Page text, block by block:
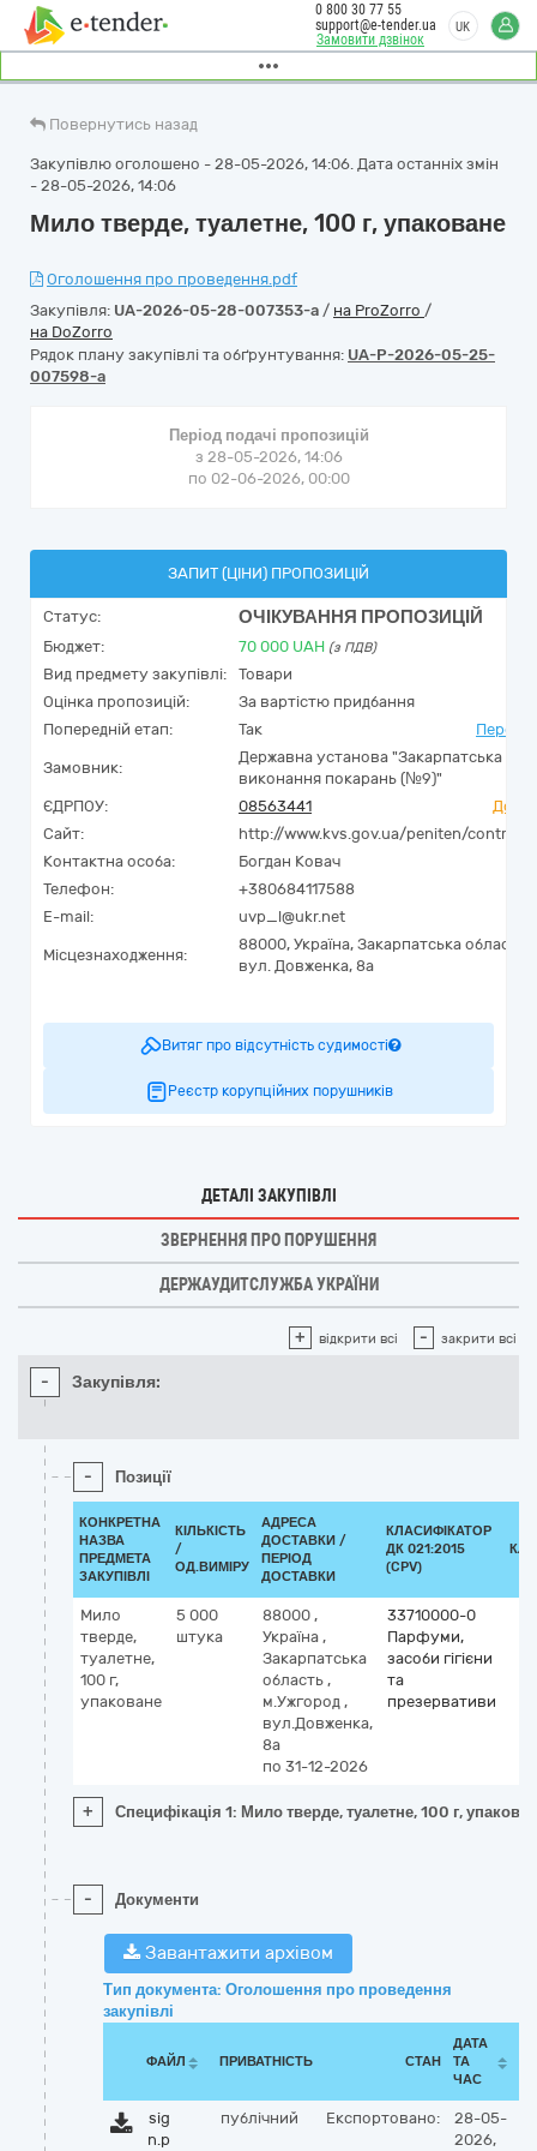
Замовити дзвінок
0 800 30 77 55
support@e-tender.ua
UK
Повернутись назад
Закупівлю оголошено - 28-05-2026, 14:06. Дата останніх змін
- 28-05-2026, 14:06
Мило тверде, туалетне, 100 г, упаковане
Оголошення про проведення.pdf
Закупівля: UA-2026-05-28-007353-a / на ProZorro /
на DoZorro
Рядок плану закупівлі та обґрунтування: UA-P-2026-05-25-
007598-a
Період подачі пропозицій
з 28-05-2026, 14:06
по 02-06-2026, 00:00
ЗАПИТ (ЦІНИ) ПРОПОЗИЦІЙ
Статус: ОЧІКУВАННЯ ПРОПОЗИЦІЙ
Бюджет: 70 000 UAH (з ПДВ)
Вид предмету закупівлі:
Товари
Оцінка пропозицій:
За вартістю придбання
Попередній етап:
Так
Замовник:
Державна установа "Закарпатська
виконання покарань (№9)"
ЄДРПОУ:
08563441
Сайт:
http://www.kvs.gov.ua/peniten/control/
Контактна особа:
Богдан Ковач
Телефон:
+380684117588
E-mail:
uvp_l@ukr.net
Місцезнаходження:
88000, Україна, Закарпатська область,
вул. Довженка, 8а
Витяг про відсутність судимості
Реєстр корупційних порушників
ДЕТАЛІ ЗАКУПІВЛІ
ЗВЕРНЕННЯ ПРО ПОРУШЕННЯ
ДЕРЖАУДИТСЛУЖБА УКРАЇНИ
+ відкрити всі - закрити всі
- Закупівля:
- Позиції
КОНКРЕТНА
НАЗВА
ПРЕДМЕТА
ЗАКУПІВЛІ
КІЛЬКІСТЬ
/
ОД.ВИМІРУ
АДРЕСА
ДОСТАВКИ /
ПЕРІОД
ДОСТАВКИ
КЛАСИФІКАТОР
ДК 021:2015
(CPV)
Мило
тверде,
туалетне,
100 г,
упаковане
5 000
штука
88000 ,
Україна ,
Закарпатська
область ,
м.Ужгород ,
вул.Довженка,
8а
по 31-12-2026
33710000-0
Парфуми,
засоби гігієни
та
презервативи
+ Специфікація 1: Мило тверде, туалетне, 100 г,
- Документи
Завантажити архівом
Тип документа: Оголошення про проведення
закупівлі
ФАЙЛ ПРИВАТНІСТЬ СТАН
ДАТА
ТА
ЧАС
sig
n.p
публічний Експортовано:
28-05-
2026,